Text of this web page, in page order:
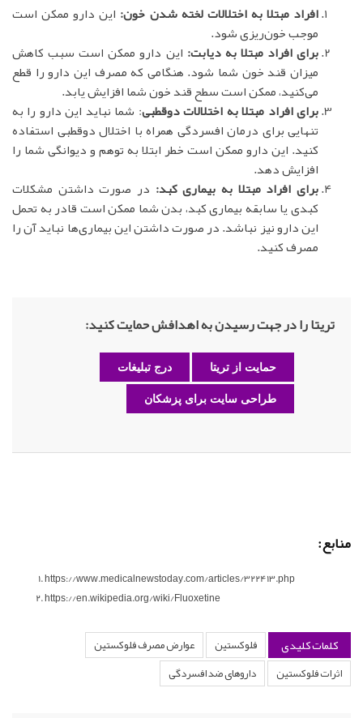
افراد مبتلا به اختلالات لخته شدن خون: این دارو ممکن است
موجب خون‌ریزی شود.
برای افراد مبتلا به دیابت: این دارو ممکن است سبب کاهش
میزان قند خون شما شود. هنگامی که مصرف این دارو را قطع
می‌کنید، ممکن است سطح قند خون شما افزایش یابد.
برای افراد مبتلا به اختلالات دوقطبی: شما نباید این دارو را به
تنهایی برای درمان افسردگی همراه با اختلال دوقطبی استفاده
کنید. این دارو ممکن است خطر ابتلا به توهم و دیوانگی شما را
افزایش دهد.
برای افراد مبتلا به بیماری کبد: در صورت داشتن مشکلات
کبدی یا سابقه بیماری کبد، بدن شما ممکن است قادر به تحمل
این دارو نیز نباشد. در صورت داشتن این بیماری‌ها نباید آن را
مصرف کنید.
تریتا را در جهت رسیدن به اهدافش حمایت کنید:
حمایت از تریتا درج تبلیغات
طراحی سایت برای پزشکان
منابع:
https://www.medicalnewstoday.com/articles/322413.php
https://en.wikipedia.org/wiki/Fluoxetine
کلمات کلیدی فلوکستین
عوارض مصرف فلوکستین
اثرات فلوکستین
داروهای ضد افسردگی